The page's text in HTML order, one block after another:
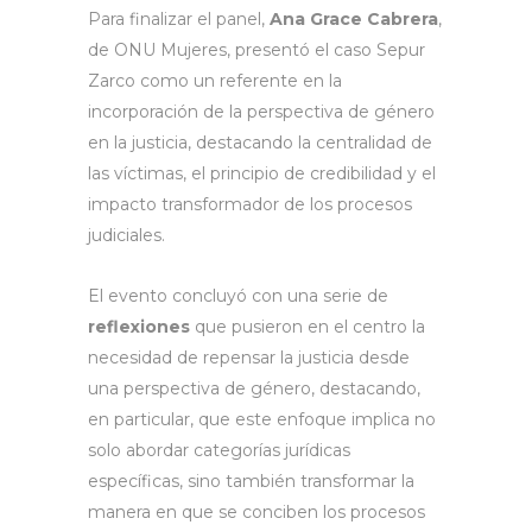
Para finalizar el panel, Ana Grace Cabrera,
de ONU Mujeres, presentó el caso Sepur
Zarco como un referente en la
incorporación de la perspectiva de género
en la justicia, destacando la centralidad de
las víctimas, el principio de credibilidad y el
impacto transformador de los procesos
judiciales.
El evento concluyó con una serie de
reflexiones que pusieron en el centro la
necesidad de repensar la justicia desde
una perspectiva de género, destacando,
en particular, que este enfoque implica no
solo abordar categorías jurídicas
específicas, sino también transformar la
manera en que se conciben los procesos